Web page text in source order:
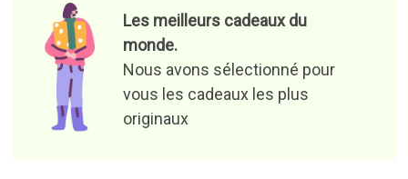
Les meilleurs cadeaux du
monde.
Nous avons sélectionné pour
vous les cadeaux les plus
originaux